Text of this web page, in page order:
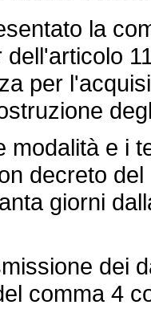
la
dell'articolo
per
e i
decreto
giorni
dei
comma 4